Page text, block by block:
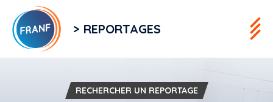
> REPORTAGES
RECHERCHER UN REPORTAGE